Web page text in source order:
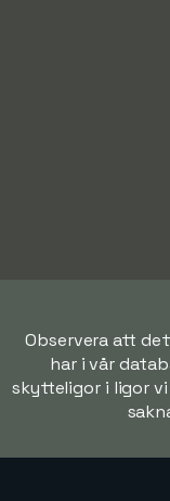
Observera att
har i vår
skytteligor i ligor